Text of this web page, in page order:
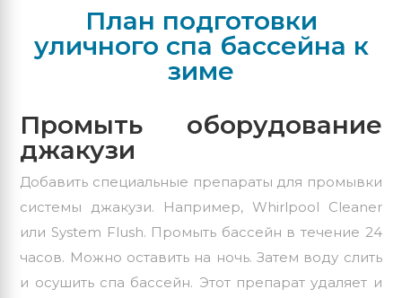
План подготовки
уличного спа бассейна к
зиме
Промыть оборудование
джакузи
Добавить специальные препараты для промывки
системы джакузи. Например, Whirlpool Cleaner
или System Flush. Промыть бассейн в течение 24
часов. Можно оставить на ночь. Затем воду слить
и осушить спа бассейн. Этот препарат удаляет и